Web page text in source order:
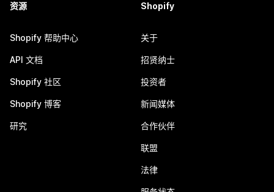
资源
Shopify 帮助中心
API 文档
Shopify 社区
Shopify 博客
研究
Shopify
关于
招贤纳士
投资者
新闻媒体
合作伙伴
联盟
法律